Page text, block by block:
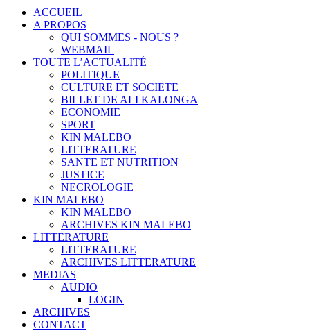
ACCUEIL
A PROPOS
QUI SOMMES - NOUS ?
WEBMAIL
TOUTE L’ACTUALITÉ
POLITIQUE
CULTURE ET SOCIETE
BILLET DE ALI KALONGA
ECONOMIE
SPORT
KIN MALEBO
LITTERATURE
SANTE ET NUTRITION
JUSTICE
NECROLOGIE
KIN MALEBO
KIN MALEBO
ARCHIVES KIN MALEBO
LITTERATURE
LITTERATURE
ARCHIVES LITTERATURE
MEDIAS
AUDIO
LOGIN
ARCHIVES
CONTACT